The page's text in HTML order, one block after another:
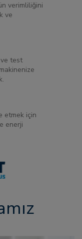
verimliliğini
ve
test
etmek için
enerji